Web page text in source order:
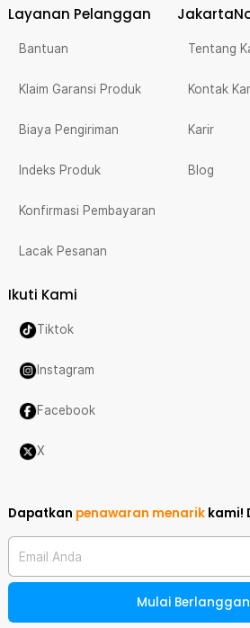
Layanan Pelanggan
Bantuan
Klaim Garansi Produk
Biaya Pengiriman
Indeks Produk
Konfirmasi Pembayaran
Lacak Pesanan
Tentang
Kontak
Karir
Blog
Ikuti Kami
Tiktok
Instagram
Facebook
X
Dapatkan penawaran menarik kami!
Email Anda
Mulai